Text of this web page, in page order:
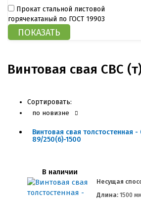
Прокат стальной листовой
горячекатаный по ГОСТ 19903
Винтовая свая СВС
Сортировать:
по новизне
Винтовая свая толстостенная -
89/250(6)-1500
В наличии
Несущая
Длина:1500